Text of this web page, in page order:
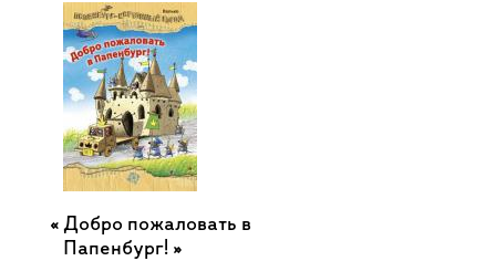
Добро пожаловать в
Папенбург! »